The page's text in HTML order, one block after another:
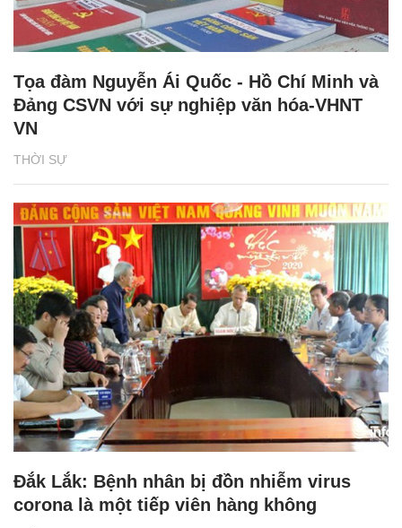
THỜI SỰ
Tọa đàm Nguyễn Ái Quốc - Hồ Chí Minh và
Đảng CSVN với sự nghiệp văn hóa-VHNT
VN
Đắk Lắk: Bệnh nhân bị đồn nhiễm virus
corona là một tiếp viên hàng không